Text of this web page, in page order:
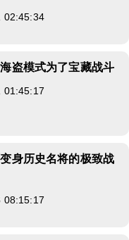
02:45:34
盗模式为了宝藏战斗
01:45:17
身历史名将的极致战
08:15:17